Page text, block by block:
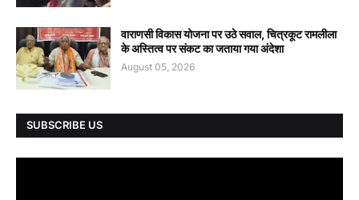
वाराणसी विकास योजना पर उठे सवाल, चित्रकूट रामलीला
के अस्तित्व पर संकट का जताया गया अंदेशा
August 05, 2026
SUBSCRIBE US